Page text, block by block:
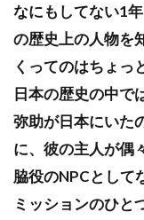
なにもしてない1
の歴史上の人物を
くってのはちょっ
日本の歴史の中で
弥助が日本にいた
に、彼の主人が偶
脇役のNPCとして
ミッションのひと